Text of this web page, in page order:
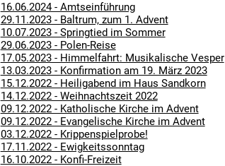
16.06.2024 - Amtseinführung
29.11.2023 - Baltrum, zum 1. Advent
10.07.2023 - Springtied im Sommer
29.06.2023 - Polen-Reise
17.05.2023 - Himmelfahrt: Musikalische Vesper
13.03.2023 - Konfirmation am 19. März 2023
15.12.2022 - Heiligabend im Haus Sandkorn
14.12.2022 - Weihnachtszeit 2022
09.12.2022 - Katholische Kirche im Advent
09.12.2022 - Evangelische Kirche im Advent
03.12.2022 - Krippenspielprobe!
17.11.2022 - Ewigkeitssonntag
16.10.2022 - Konfi-Freizeit